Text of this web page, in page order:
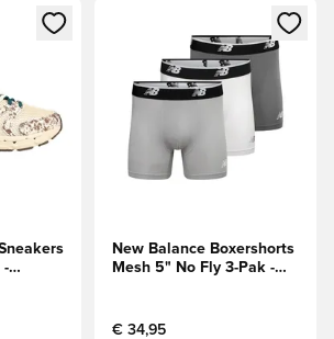
om in te loggen of je aan te melden als
-
Opent een venster om in te
New Balance Boxershorts
Mesh 5" No Fly 3-Pak -
€ 34,95